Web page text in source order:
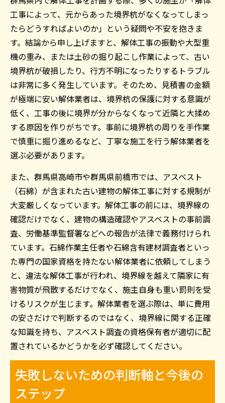
工事によって、元からあった境界杭がなくなってしまっ
たらどうすればよいのか」という疑問や不安を抱きま
す。結論から申し上げますと、解体工事の振動や大型重
機の重み、または土砂の掘り起こし作業によって、古い
境界杭が破損したり、行方不明になったりするトラブル
は非常に多く発生しています。そのため、見積書の金額
が極端に安い解体業者は、境界杭の保護に対する意識が
低く、工事の後に境界が分からなくなって近隣と大揉め
する原因を作りがちです。事前に境界杭の周りを手作業
で慎重に掘り進めるなど、丁寧な施工を行う解体業者を
選ぶ必要があります。
また、群馬県高崎市や群馬県前橋市では、アスベスト
（石綿）が含まれた古い建物の解体工事に対する規制が
大変厳しくなっています。解体工事の前には、境界線の
確認だけでなく、建物の構造確認やアスベストの事前調
査、労働基準監督署などへの報告が法律で義務付けられ
ています。石綿作業主任者や石綿含有建材調査者といっ
た専門の国家資格を持たない解体業者に依頼してしまう
と、違法な解体工事が行われ、境界線を越えて隣家に有
害物質が飛散するだけでなく、施主自身も重い罰則を受
けるリスクが生じます。解体業者を選ぶ際は、単に費用
の安さだけで判断するのではなく、境界線に関する正確
な知識を持ち、アスベスト調査の資格保有者が適切に配
置されているかどうかを必ず確認してください。
失敗しないための判断軸と今後の
ステップ